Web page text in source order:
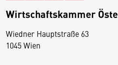
Wirtschaftskammer
Wiedner Hauptstraße 63
1045 Wien
D